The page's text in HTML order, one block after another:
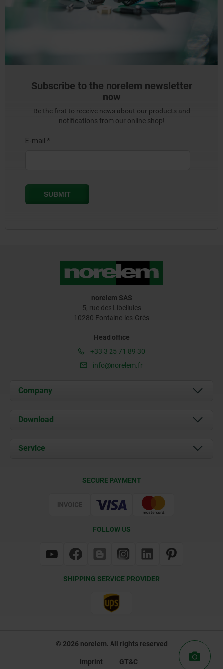
Subscribe to the norelem newsletter
now
Be the first to receive news about our products and
notifications from our online shop!
norelem SAS
5, rue des Libellules
10280 Fontaine-les-Grès
Head office
+33 3 25 71 89 30
info@norelem.fr
Company
About us
Contact
Download
Documents
Service
SECURE PAYMENT
FOLLOW US
SHIPPING SERVICE PROVIDER
© 2026 norelem. All rights reserved
Imprint
GT&C